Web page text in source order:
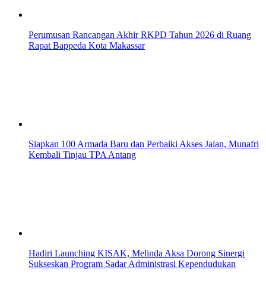
Perumusan Rancangan Akhir RKPD Tahun 2026 di Ruang
Rapat Bappeda Kota Makassar
Siapkan 100 Armada Baru dan Perbaiki Akses Jalan, Munafri
Kembali Tinjau TPA Antang
Hadiri Launching KISAK, Melinda Aksa Dorong Sinergi
Sukseskan Program Sadar Administrasi Kependudukan